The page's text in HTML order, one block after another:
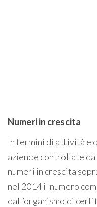
Numeri in crescita
In termini di attività e
aziende controllate
numeri in crescita
nel 2014 il numero
dall’organismo di